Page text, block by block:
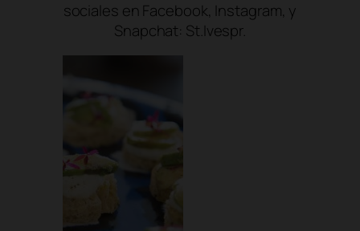
sociales en Facebook, Instagram, y
Snapchat: St.Ivespr.